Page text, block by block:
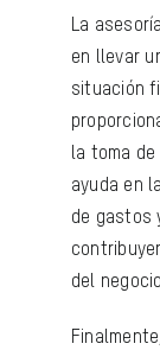
La
en llevar
situación
la toma
ayuda en
de gastos
del